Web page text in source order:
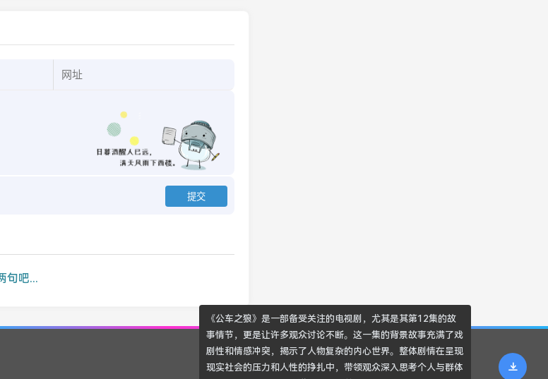
句吧...
《公车之狼》是一部备受关注的电视剧，尤其是其第12集的故
事情节，更是让许多观众讨论不断。这一集的背景故事充满了戏
剧性和情感冲突，揭示了人物复杂的内心世界。整体剧情在呈现
现实社会的压力和人性的挣扎中，带领观众深入思考个人与群体